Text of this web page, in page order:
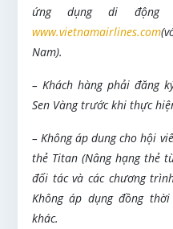
ứng dụng di động
www.vietnamairlines.com
Nam).
– Khách hàng phải đăng
Sen Vàng trước khi thực
– Không áp dung cho hội
thẻ Titan (Nâng hạng thẻ
đối tác và các chương
Không áp dụng đồng
khác.